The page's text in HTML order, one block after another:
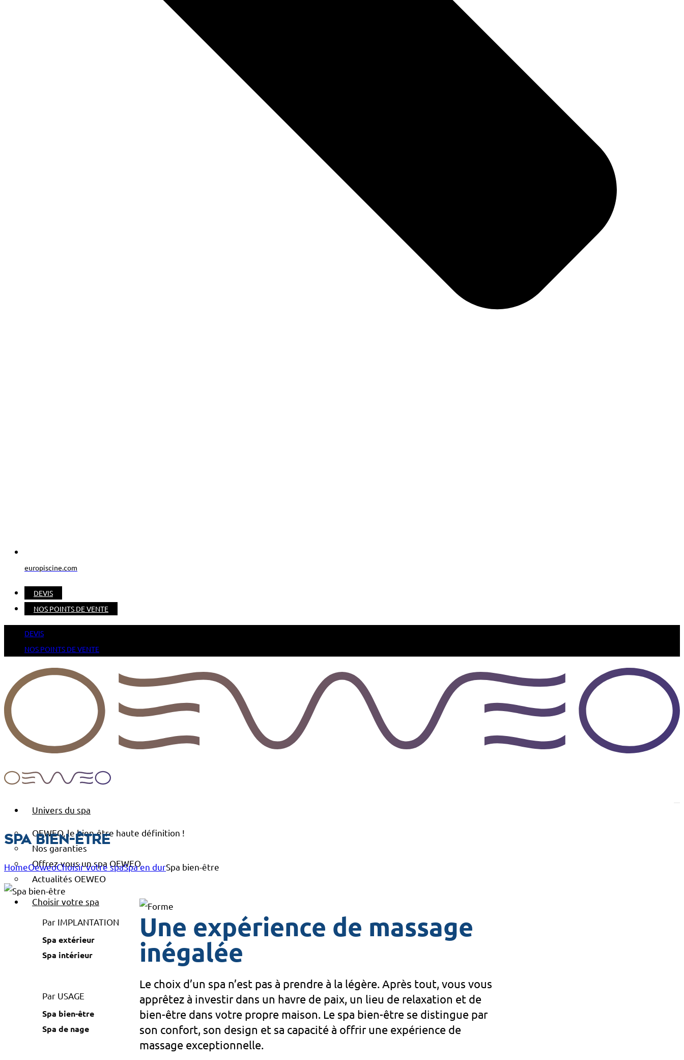
europiscine.com
DEVIS
NOS POINTS DE VENTE
DEVIS
NOS POINTS DE VENTE
Univers du spa
OEWEO, le bien-être haute définition !
Nos garanties
Offrez-vous un spa OEWEO
Actualités OEWEO
Choisir votre spa
Par IMPLANTATION
Spa extérieur
Spa intérieur
Par USAGE
Spa bien-être
Spa de nage
Spa bien-être
HomeOeweoChoisir votre spaSpa en durSpa bien-être
Une expérience de massage
inégalée
Le choix d’un spa n’est pas à prendre à la légère. Après tout, vous vous
apprêtez à investir dans un havre de paix, un lieu de relaxation et de
bien-être dans votre propre maison. Le spa bien-être se distingue par
son confort, son design et sa capacité à offrir une expérience de
massage exceptionnelle.